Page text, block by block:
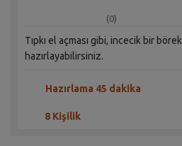
(0)
Tıpkı el açması gibi, incecik bir börek
hazırlayabilirsiniz.
Hazırlama 45 dakika
8 Kişilik